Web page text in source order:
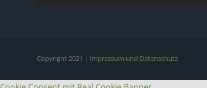
Copyright 2021 | Impressum und Datenschutz